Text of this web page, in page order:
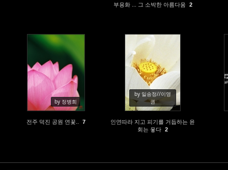
부용화 ... 그 소박한 아름다움 2
by 정병희
625
전주 덕진 공원 연꽃.. 7
by 일송정//이영
권
673
인연따라 지고 피기를 거듭하는 윤
회는 옿다 2